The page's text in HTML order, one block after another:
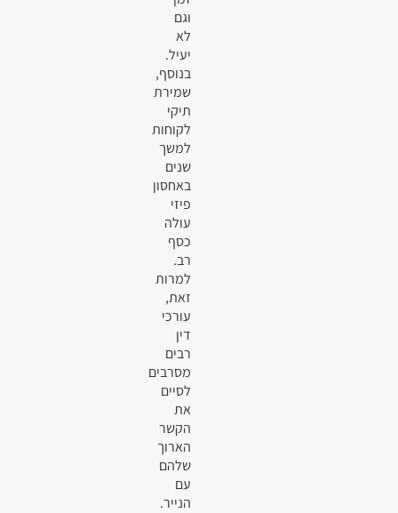
וגם
לא
יעיל.
בנוסף,
שמירת
תיקי
לקוחות
למשך
שנים
באחסון
פיזי
עולה
כסף
רב.
למרות
זאת,
עורכי
דין
רבים
מסרבים
לסיים
את
הקשר
הארוך
שלהם
עם
הנייר.